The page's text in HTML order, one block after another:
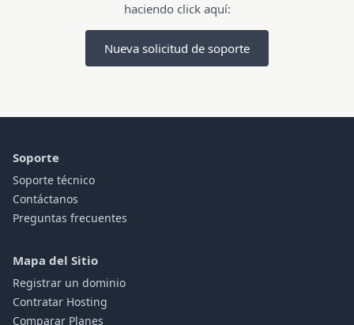
haciendo click aquí:
Nueva solicitud de soporte
Soporte
Soporte técnico
Contáctanos
Preguntas frecuentes
Mapa del Sitio
Registrar un dominio
Contratar Hosting
Comparar Planes